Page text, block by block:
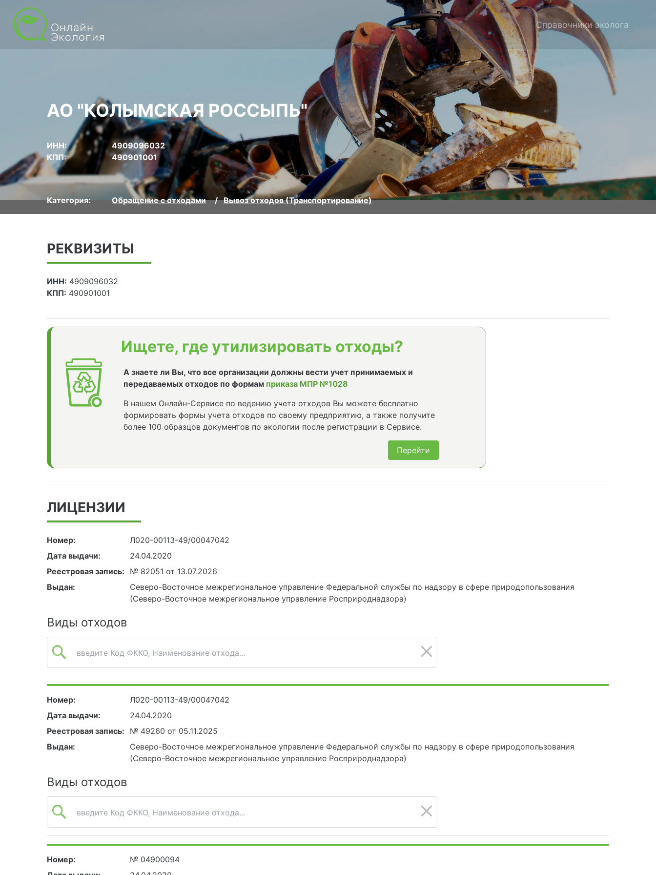
Справочники эколога
АО "КОЛЫМСКАЯ РОССЫПЬ"
ИНН:
4909096032
КПП:
490901001
Категория: Обращение с отходами Вывоз отходов (Транспортирование)
РЕКВИЗИТЫ
ИНН: 4909096032
КПП: 490901001
Ищете, где утилизировать отходы?
А знаете ли Вы, что все организации должны вести учет принимаемых и
передаваемых отходов по формам приказа МПР №1028
В нашем Онлайн-Сервисе по ведению учета отходов Вы можете бесплатно
формировать формы учета отходов по своему предприятию, а также получите
более 100 образцов документов по экологии после регистрации в Сервисе.
Перейти
ЛИЦЕНЗИИ
Номер:
Л020-00113-49/00047042
Дата выдачи:
24.04.2020
Реестровая запись:
№ 82051 от 13.07.2026
Выдан:
Северо-Восточное межрегиональное управление Федеральной службы по надзору в сфере природопользования
(Северо-Восточное межрегиональное управление Росприроднадзора)
Виды отходов
введите Код ФККО, Наименование отхода...
Номер:
Л020-00113-49/00047042
Дата выдачи:
24.04.2020
Реестровая запись:
№ 49260 от 05.11.2025
Выдан:
Северо-Восточное межрегиональное управление Федеральной службы по надзору в сфере природопользования
(Северо-Восточное межрегиональное управление Росприроднадзора)
Виды отходов
введите Код ФККО, Наименование отхода...
Номер:
№ 04900094